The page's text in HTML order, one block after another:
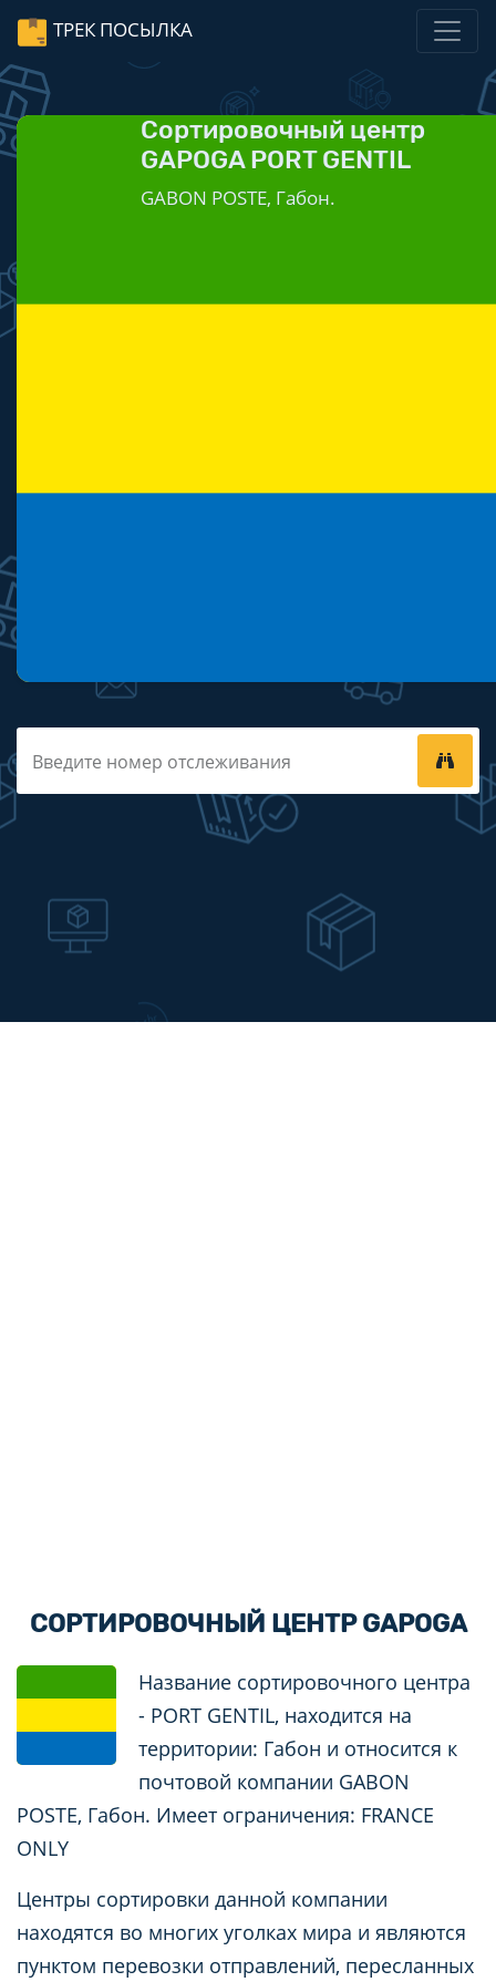
ТРЕК ПОСЫЛКА
Сортировочный центр
GAPOGA PORT GENTIL
GABON POSTE, Габон.
СОРТИРОВОЧНЫЙ ЦЕНТР GAPOGA
Название сортировочного центра
- PORT GENTIL, находится на
территории: Габон и относится к
почтовой компании GABON
POSTE, Габон. Имеет ограничения: FRANCE
ONLY
Центры сортировки данной компании
находятся во многих уголках мира и являются
пунктом перевозки отправлений, пересланных